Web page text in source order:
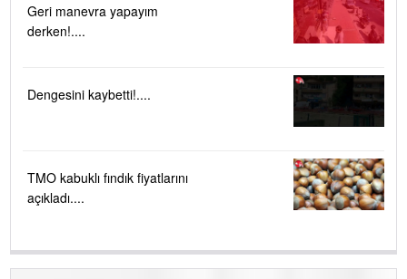
Geri manevra yapayım
derken!....
Dengesini kaybetti!....
TMO kabuklı fındık fiyatlarını
açıkladı....